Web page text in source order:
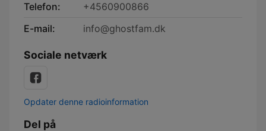
Telefon:
+4560900866
E-mail:
info@ghostfam.dk
Sociale netværk
Opdater denne radioinformation
Del på